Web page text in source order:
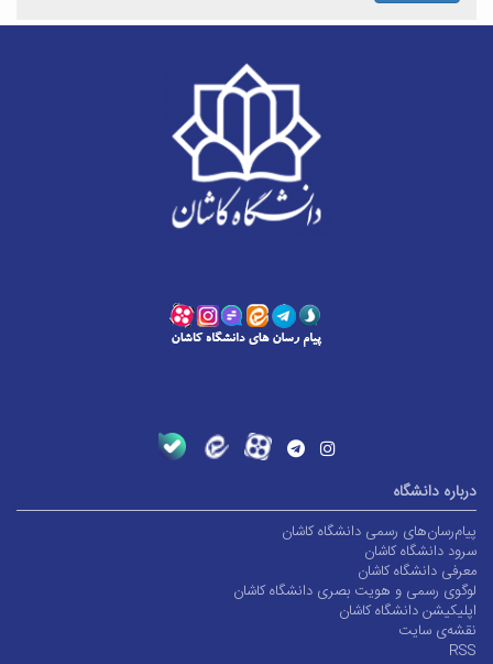
درباره دانشگاه
پیام‌رسان‌های رسمی دانشگاه کاشان
سرود دانشگاه کاشان
معرفی دانشگاه کاشان
لوگوی رسمی و هویت بصری دانشگاه کاشان
اپلیکیشن دانشگاه کاشان
نقشه‌ی سایت
RSS